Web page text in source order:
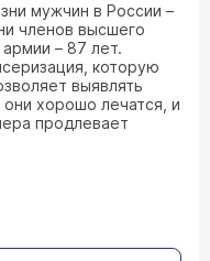
мужчин в России –
членов высшего
– 87 лет.
которую
выявлять
они хорошо лечатся, и
продлевает